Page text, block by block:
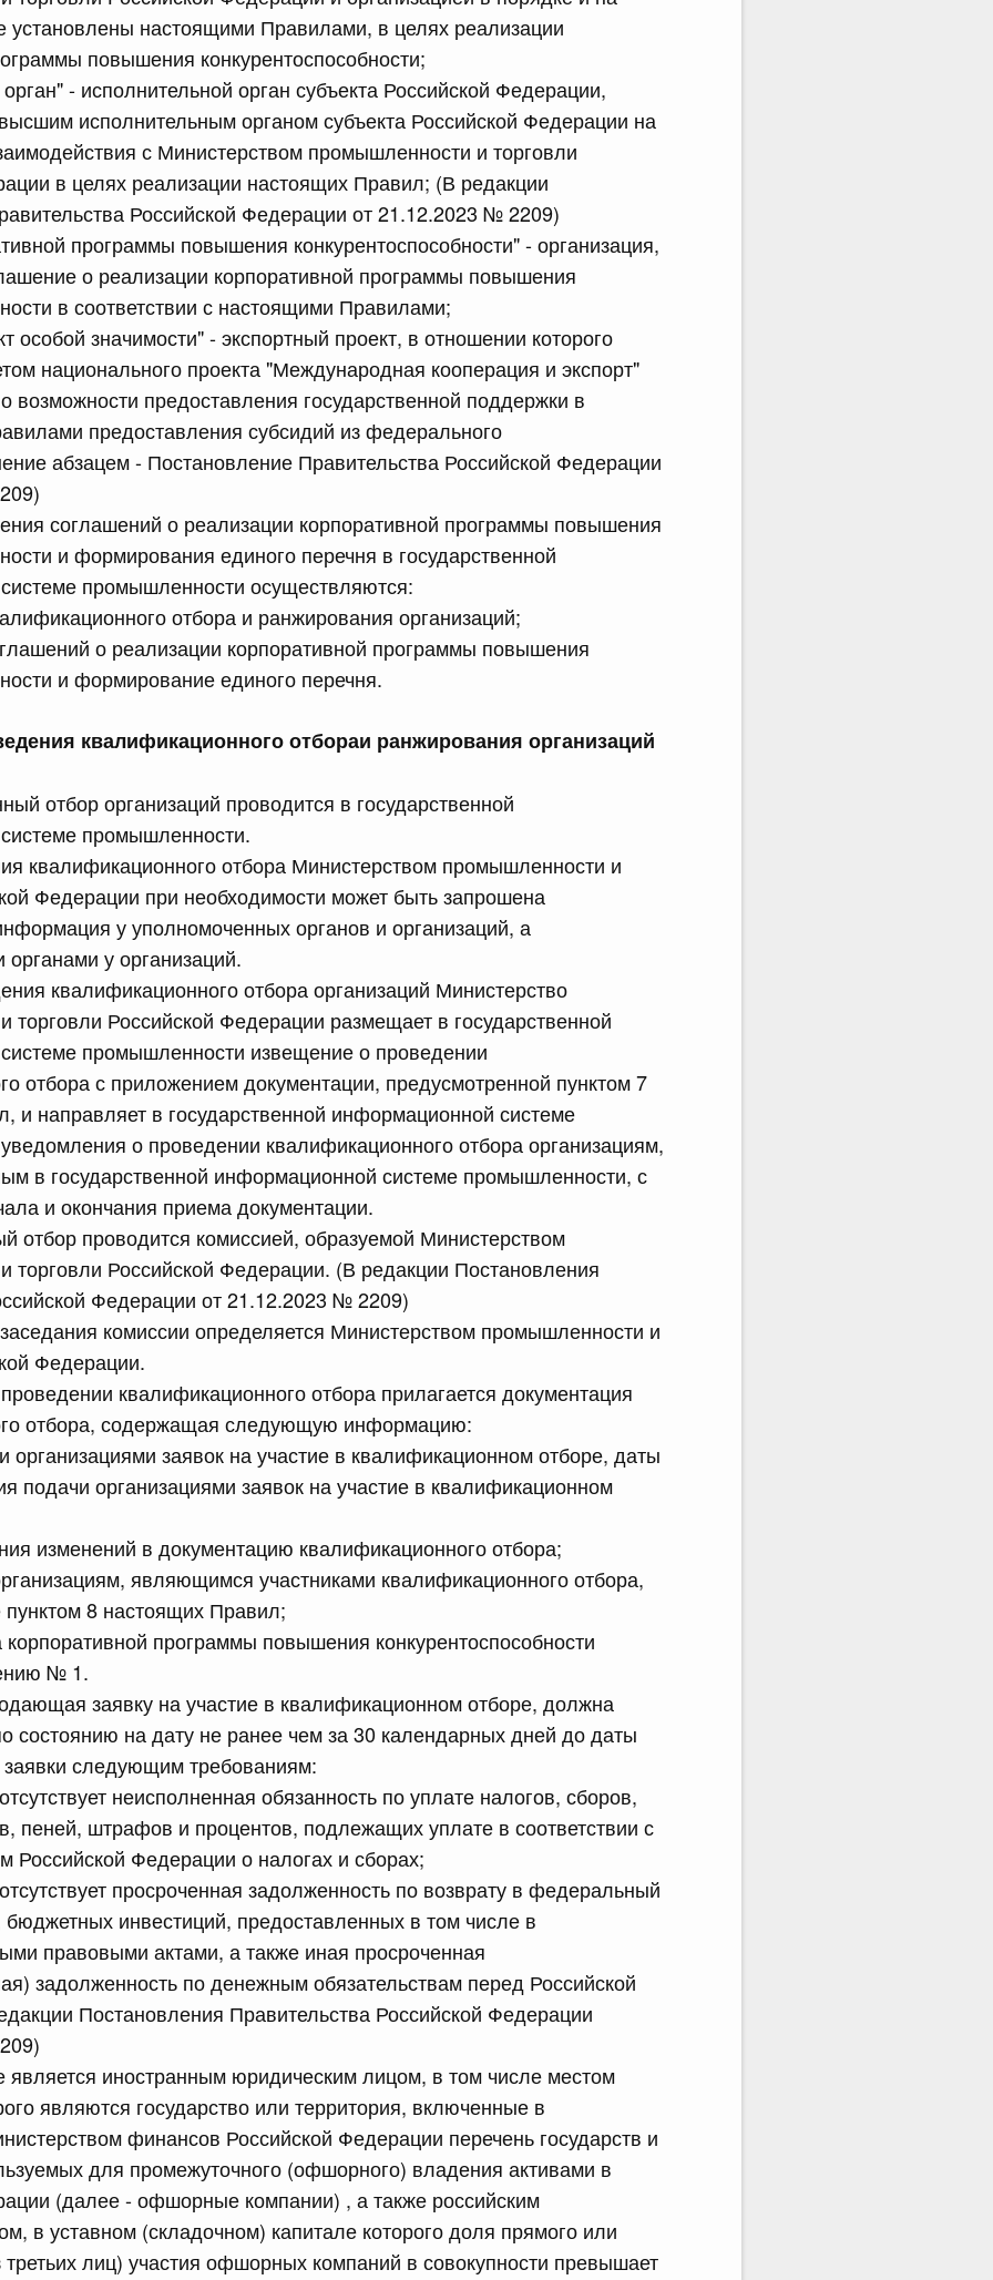
установлены настоящими Правилами, в целях реализации
повышения конкурентоспособности;
- исполнительной орган субъекта Российской Федерации,
исполнительным органом субъекта Российской Федерации на
с Министерством промышленности и торговли
в целях реализации настоящих Правил; (В редакции
Российской Федерации от 21.12.2023 № 2209)
программы повышения конкурентоспособности" - организация,
о реализации корпоративной программы повышения
в соответствии с настоящими Правилами;
особой значимости" - экспортный проект, в отношении которого
национального проекта "Международная кооперация и экспорт"
возможности предоставления государственной поддержки в
предоставления субсидий из федерального
абзацем - Постановление Правительства Российской Федерации
соглашений о реализации корпоративной программы повышения
и формирования единого перечня в государственной
промышленности осуществляются:
отбора и ранжирования организаций;
о реализации корпоративной программы повышения
и формирование единого перечня.
квалификационного отбораи ранжирования организаций
отбор организаций проводится в государственной
промышленности.
квалификационного отбора Министерством промышленности и
Федерации при необходимости может быть запрошена
у уполномоченных органов и организаций, а
у организаций.
квалификационного отбора организаций Министерство
торговли Российской Федерации размещает в государственной
промышленности извещение о проведении
отбора с приложением документации, предусмотренной пунктом 7
и направляет в государственной информационной системе
о проведении квалификационного отбора организациям,
в государственной информационной системе промышленности, с
и окончания приема документации.
отбор проводится комиссией, образуемой Министерством
торговли Российской Федерации. (В редакции Постановления
Федерации от 21.12.2023 № 2209)
комиссии определяется Министерством промышленности и
Федерации.
квалификационного отбора прилагается документация
отбора, содержащая следующую информацию:
организациями заявок на участие в квалификационном отборе, даты
подачи организациями заявок на участие в квалификационном
изменений в документацию квалификационного отбора;
являющимся участниками квалификационного отбора,
8 настоящих Правил;
программы повышения конкурентоспособности
№ 1.
заявку на участие в квалификационном отборе, должна
состоянию на дату не ранее чем за 30 календарных дней до даты
заявки следующим требованиям:
неисполненная обязанность по уплате налогов, сборов,
пеней, штрафов и процентов, подлежащих уплате в соответствии с
Российской Федерации о налогах и сборах;
просроченная задолженность по возврату в федеральный
инвестиций, предоставленных в том числе в
правовыми актами, а также иная просроченная
задолженность по денежным обязательствам перед Российской
Постановления Правительства Российской Федерации
является иностранным юридическим лицом, в том числе местом
являются государство или территория, включенные в
финансов Российской Федерации перечень государств и
для промежуточного (офшорного) владения активами в
(далее - офшорные компании) , а также российским
в уставном (складочном) капитале которого доля прямого или
третьих лиц) участия офшорных компаний в совокупности превышает
актов Правительства Российской Федерации
июля, пятница
Федерации от 17.07.2026 г. № 903
Российской Федерации от 5 сентября 2025
Федерации от 17.07.2026 г. № 902
Российской Федерации от 26 июня 2015 г.
Федерации от 17.07.2026 г. № 901
июля, четверг
Федерации от 16.07.2026 г. № 898
Российской Федерации от 30 июня 2021 г.
Федерации от 16.07.2026 г. № 899
Российской Федерации от 17 июля 2015 г.
Федерации от 16.07.2026 г. № 896
Российской Федерации от 30 сентября
Федерации от 16.07.2026 г. № 900
Российской Федерации от 7 сентября 2018
июля, среда
Федерации от 15.07.2026 г. № 893
Российской Федерации от 11 ноября 2023 г.
Федерации от 15.07.2026 г. № 892
риса (риса-сырца) за пределы территории
членами Евразийского экономического
Федерации от 15.07.2026 г. № 894
Российской Федерации
Федерации от 15.07.2026 г. № 895
Федерации от 15.07.2026 г. № 889
межбюджетных трансфертов, источником
бюджетные ассигнования резервного фонда
федерального бюджета бюджетам Республики Дагестан
проведения аварийно-восстановительных
с ликвидацией последствий чрезвычайной
Республики Дагестан и Чеченской Республики
Федерации от 15.07.2026 г. № 888
Президента Российской Федерации
Федерации от 15.07.2026 г. № 890
производственного типа, созданной на территории
Татарстан
Федерации от 15.07.2026 г. № 891
образований городской округ город Саяногорск
район Республики Хакасия особой экономической
2